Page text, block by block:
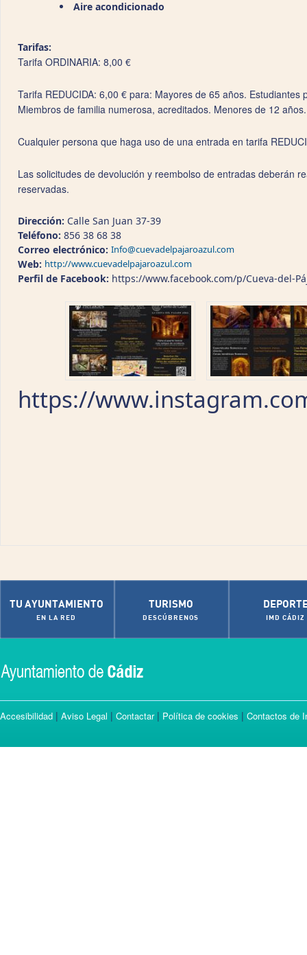
Aire acondicionado
Tarifas:
Tarifa ORDINARIA: 8,00 €
Tarifa REDUCIDA: 6,00 € para: Mayores de 65 años.
Miembros de familia numerosa, acreditados. Menores de 12
Cualquier persona que haga uso de una entrada en tarifa
Las solicitudes de devolución y reembolso de entradas deberán
reservadas.
Dirección: Calle San Juan 37-39
Teléfono: 856 38 68 38
Correo electrónico: Info@cuevadelpajaroazul.com
Web: http://www.cuevadelpajaroazul.com
Perfil de Facebook: https://www.facebook.com/p/Cueva-del-
https://
TU AYUNTAMIENTO
EN LA RED
TURISMO
DESCÚBRENOS IMD CÁDIZ
Accesibilidad | Aviso Legal | Contactar| Política de cookies | Contactos de